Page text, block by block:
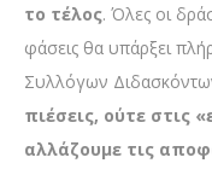
το τέλος. Όλες οι
φάσεις θα υπάρξει
Συλλόγων
πιέσεις, ούτε στις
αλλάζουμε τις